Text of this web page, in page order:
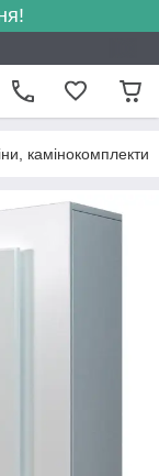
камінокомплекти